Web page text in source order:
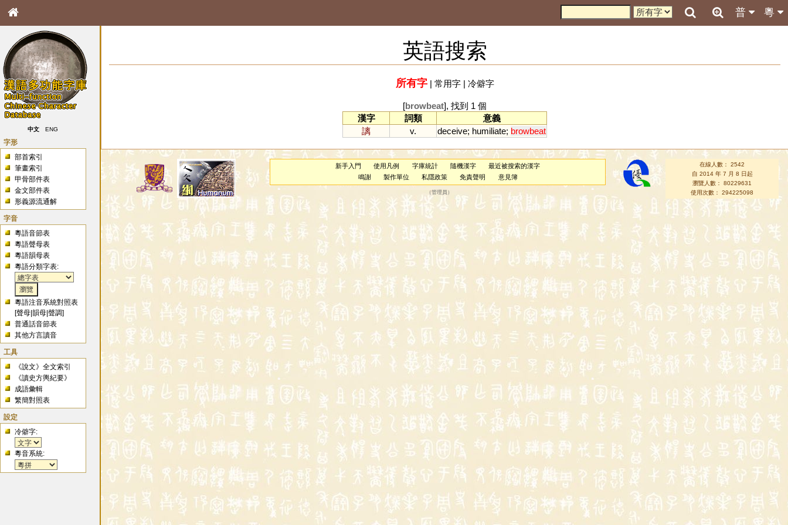
粵
普
中文 ENG
字形
部首索引
筆畫索引
甲骨部件表
金文部件表
形義源流通解
字音
粵語音節表
粵語聲母表
粵語韻母表
粵語分類字表:
粵語注音系統對照表
[聲母 |韻母 |聲調]
普通話音節表
其他方言讀音
工具
《說文》全文索引
《讀史方輿紀要》
成語彙輯
繁簡對照表
設定
冷僻字:
粵音系統:
英語搜索
所有字| 常用字| 冷僻字
[browbeat], 找到 1 個
漢字
詞類
意義
謧
v. deceive; humiliate; browbeat
新手入門 使用凡例 字庫統計 隨機漢字
最近被搜索的漢字
鳴謝
製作單位 私隱政策 免責聲明 意見簿
（管理員 ）
在線人數： 2542
自 2014 年 7 月 8 日起
瀏覽人數： 80229631
使用次數： 294225098